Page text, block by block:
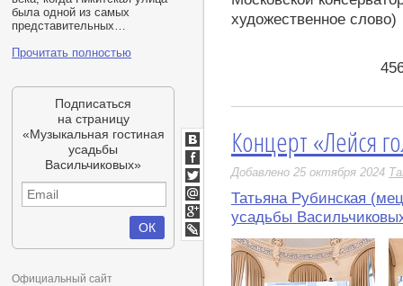
была одной из самых
представительных…
Прочитать полностью
Подписаться
на страницу
«Музыкальная гостиная
усадьбы
Васильчиковых»
Официальный сайт
художественное слово)
Концерт «Лейся
Добавлено 25 октября 2024
Татьяна Рубинская
усадьбы
ВКонтакте
Facebook
Twitter
Мой
Мир
Google+
LiveJournal